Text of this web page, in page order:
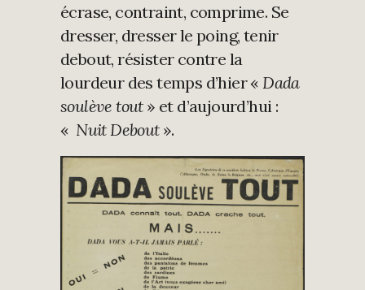
écrase, contraint, comprime. Se
dresser, dresser le poing, tenir
debout, résister contre la
lourdeur des temps d’hier « Dada
soulève tout » et d’aujourd’hui :
« Nuit Debout ».